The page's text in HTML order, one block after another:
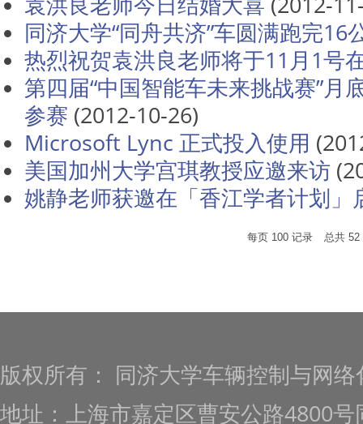
同济大学“同舟共济”车圆满跑完16
热烈祝贺袁洪良老师将于11月1号
第四届“中国智能车未来挑战赛”
参赛 (2012-10-26)
Microsoft Lync 正式投入使用
美国加州大学宫琪教授应邀来访
姚静老师获邀在「香江学者计划」
每页 100 记录 总共 52
版权所有： 同济大学车辆控制与网
地址：上海市嘉定区曹安公路4800